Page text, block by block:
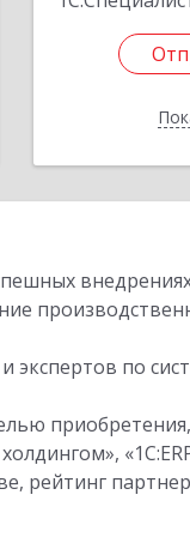
экспертов по
рейтинг